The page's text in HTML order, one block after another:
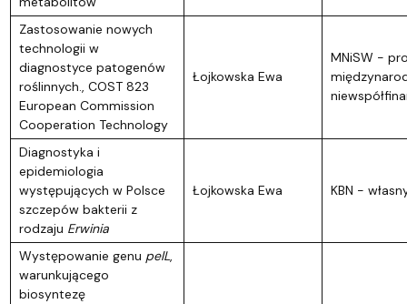
Zastosowanie nowych
technologii w
diagnostyce patogenów
roślinnych., COST 823
European Commission
Cooperation Technology
Łojkowska Ewa
MNiSW -
Diagnostyka i
epidemiologia
występujących w Polsce
szczepów bakterii z
rodzaju Erwinia
Łojkowska Ewa KBN -
Występowanie genu pelL,
warunkującego
biosyntezę